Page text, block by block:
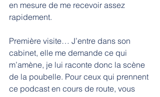
en mesure de me recevoir assez
rapidement.
Première visite… J’entre dans son
cabinet, elle me demande ce qui
m’amène, je lui raconte donc la scène
de la poubelle. Pour ceux qui prennent
ce podcast en cours de route, vous